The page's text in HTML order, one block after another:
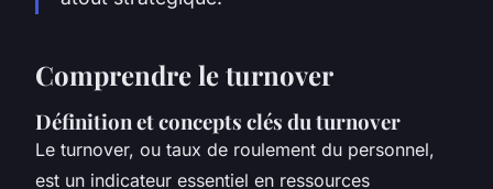
Comprendre le turnover
Définition et concepts clés du turnover
Le turnover, ou taux de roulement du personnel,
est un indicateur essentiel en ressources